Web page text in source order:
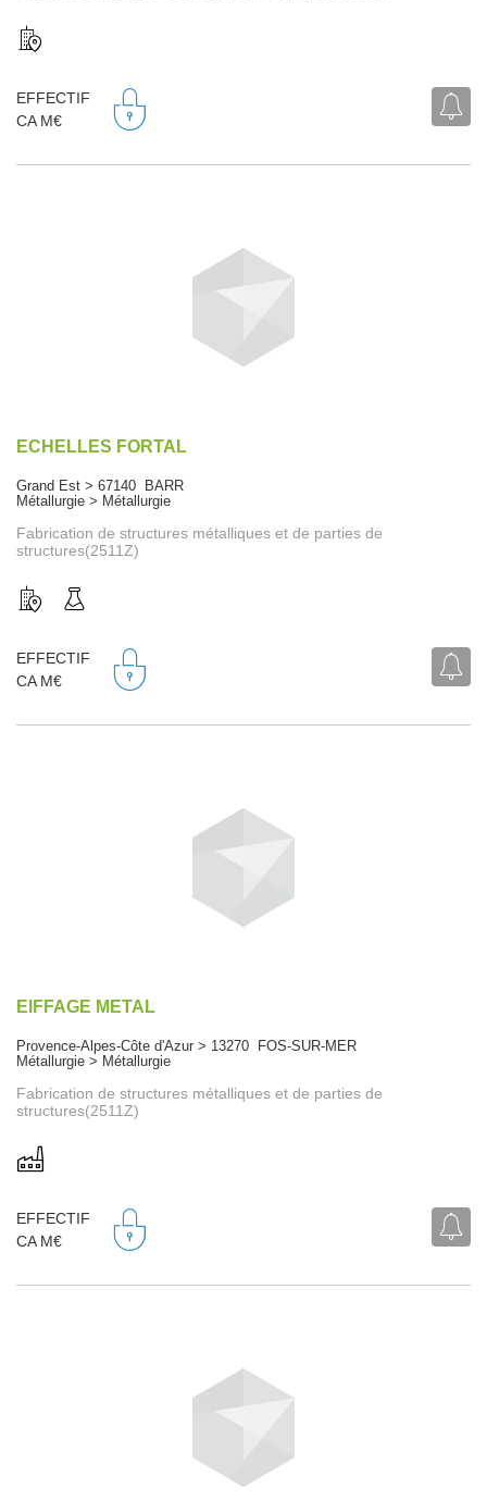
EFFECTIF
CA M€
ECHELLES FORTAL
Grand Est > 67140 BARR
Métallurgie > Métallurgie
Fabrication de structures métalliques et de parties de
structures(2511Z)
EFFECTIF
CA M€
EIFFAGE METAL
Provence-Alpes-Côte d'Azur > 13270 FOS-SUR-MER
Métallurgie > Métallurgie
Fabrication de structures métalliques et de parties de
structures(2511Z)
EFFECTIF
CA M€